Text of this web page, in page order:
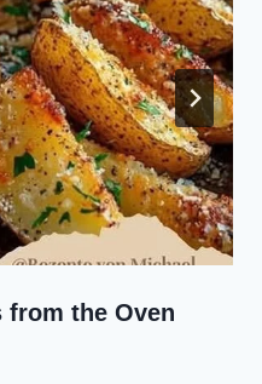
from the Oven